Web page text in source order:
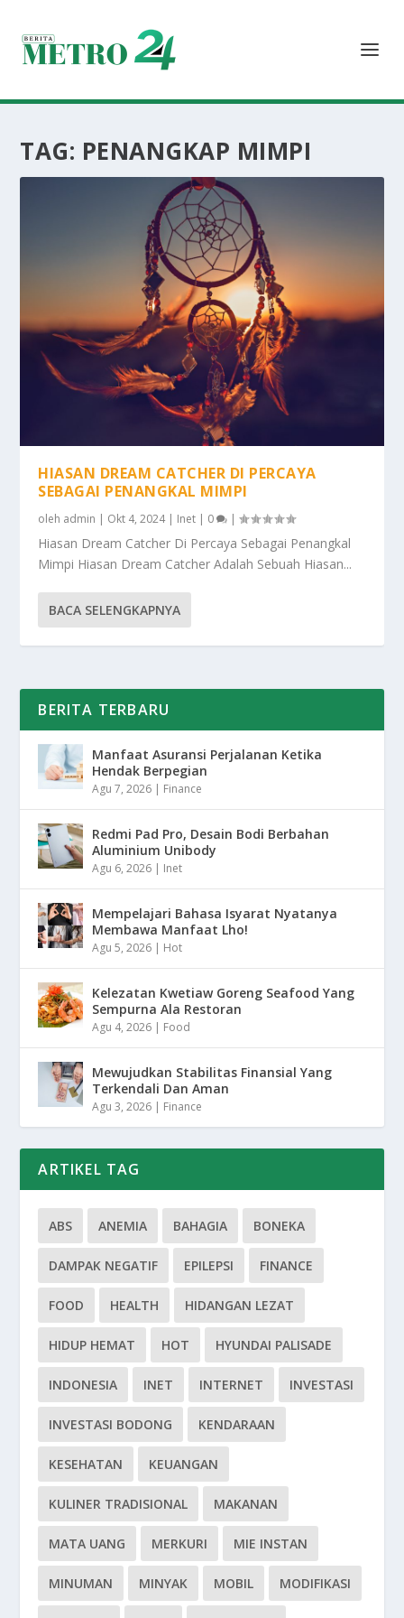
TAG: PENANGKAP MIMPI
HIASAN DREAM CATCHER DI PERCAYA
SEBAGAI PENANGKAL MIMPI
oleh admin | Okt 4, 2024| Inet | 0 |
Hiasan Dream Catcher Di Percaya Sebagai Penangkal
Mimpi Hiasan Dream Catcher Adalah Sebuah Hiasan...
BACA SELENGKAPNYA
BERITA TERBARU
Manfaat Asuransi Perjalanan Ketika
Hendak Berpegian
Agu 7, 2026 | Finance
Redmi Pad Pro, Desain Bodi Berbahan
Aluminium Unibody
Agu 6, 2026 | Inet
Mempelajari Bahasa Isyarat Nyatanya
Membawa Manfaat Lho!
Agu 5, 2026 | Hot
Kelezatan Kwetiaw Goreng Seafood Yang
Sempurna Ala Restoran
Agu 4, 2026 | Food
Mewujudkan Stabilitas Finansial Yang
Terkendali Dan Aman
Agu 3, 2026 | Finance
ARTIKEL TAG
ABS ANEMIA BAHAGIA BONEKA
DAMPAK NEGATIF EPILEPSI FINANCE
FOOD HEALTH HIDANGAN LEZAT
HIDUP HEMAT HOT HYUNDAI PALISADE
INDONESIA INET INTERNET INVESTASI
INVESTASI BODONG KENDARAAN
KESEHATAN KEUANGAN
KULINER TRADISIONAL MAKANAN
MATA UANG MERKURI MIE INSTAN
MINUMAN MINYAK MOBIL MODIFIKASI